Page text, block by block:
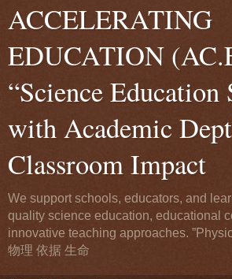
ACCELERATING
EDUCATION
“Science Education
with Academic
Classroom Impact
We support schools, educators, and
quality science education, educational
innovative teaching approaches.
物理 依据 生命